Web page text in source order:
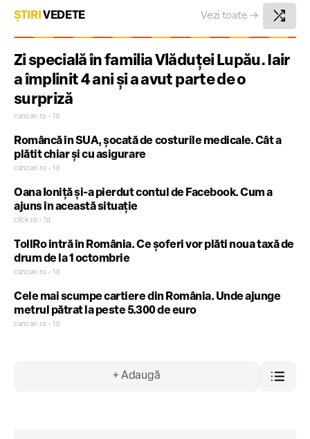
ȘTIRI VEDETE Vezi toate → shuffle
Zi specială în familia Vlăduței Lupău. Iair
a împlinit 4 ani și a avut parte de o
surpriză
cancan.ro • 1d
Româncă în SUA, șocată de costurile medicale. Cât a
plătit chiar și cu asigurare
cancan.ro • 1d
Oana Ioniță și-a pierdut contul de Facebook. Cum a
ajuns în această situație
click.ro • 1d
TollRo intră în România. Ce șoferi vor plăti noua taxă de
drum de la 1 octombrie
cancan.ro • 1d
Cele mai scumpe cartiere din România. Unde ajunge
metrul pătrat la peste 5.300 de euro
cancan.ro • 1d
+ Adaugă